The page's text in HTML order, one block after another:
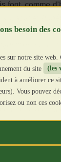
font, comme
n’est qu’une
des
comme
à tout
sur notre site web.
du site
(les
à améliorer ce
Vous pouvez
ou non ces